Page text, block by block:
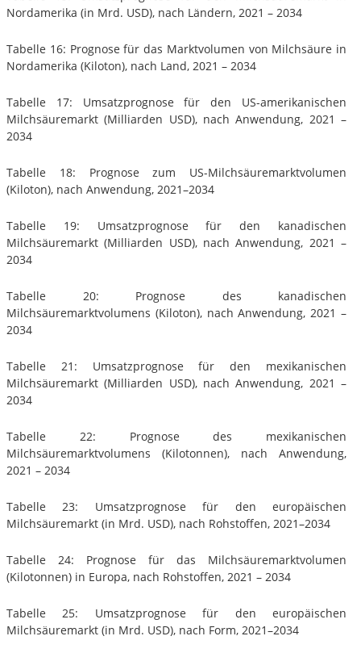
Nordamerika (in Mrd. USD), nach Ländern, 2021 – 2034
Tabelle 16: Prognose für das Marktvolumen von Milchsäure in
Nordamerika (Kiloton), nach Land, 2021 – 2034
Tabelle 17: Umsatzprognose für den US-amerikanischen
Milchsäuremarkt (Milliarden USD), nach Anwendung, 2021 –
2034
Tabelle 18: Prognose zum US-Milchsäuremarktvolumen
(Kiloton), nach Anwendung, 2021–2034
Tabelle 19: Umsatzprognose für den kanadischen
Milchsäuremarkt (Milliarden USD), nach Anwendung, 2021 –
2034
Tabelle 20: Prognose des kanadischen
Milchsäuremarktvolumens (Kiloton), nach Anwendung, 2021 –
2034
Tabelle 21: Umsatzprognose für den mexikanischen
Milchsäuremarkt (Milliarden USD), nach Anwendung, 2021 –
2034
Tabelle 22: Prognose des mexikanischen
Milchsäuremarktvolumens (Kilotonnen), nach Anwendung,
2021 – 2034
Tabelle 23: Umsatzprognose für den europäischen
Milchsäuremarkt (in Mrd. USD), nach Rohstoffen, 2021–2034
Tabelle 24: Prognose für das Milchsäuremarktvolumen
(Kilotonnen) in Europa, nach Rohstoffen, 2021 – 2034
Tabelle 25: Umsatzprognose für den europäischen
Milchsäuremarkt (in Mrd. USD), nach Form, 2021–2034